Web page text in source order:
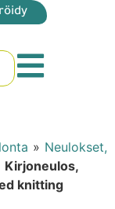
» Neulokset,
Kirjoneulos,
knitting